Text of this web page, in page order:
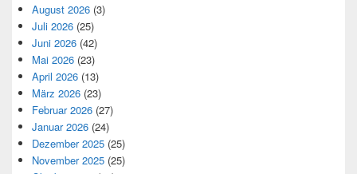
August 2026 (3)
Juli 2026 (25)
Juni 2026 (42)
Mai 2026 (23)
April 2026 (13)
März 2026 (23)
Februar 2026 (27)
Januar 2026 (24)
Dezember 2025 (25)
November 2025 (25)